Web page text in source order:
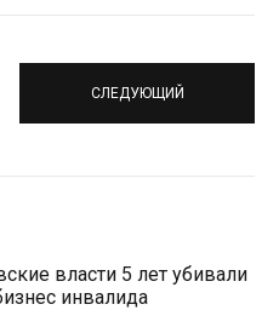
СЛЕДУЮЩИЙ
власти 5 лет убивали
инвалида